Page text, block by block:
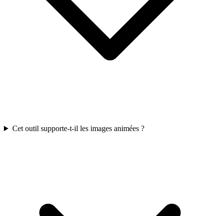
Cet outil supporte-t-il les images animées ?